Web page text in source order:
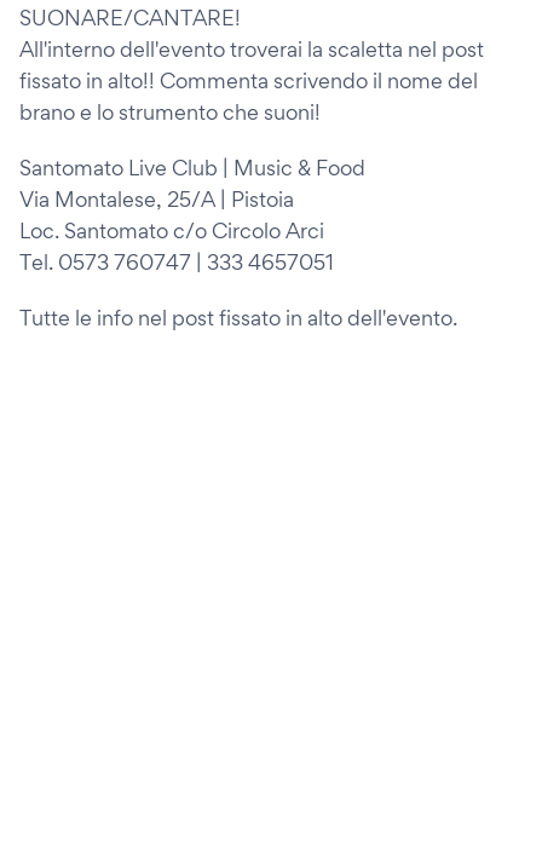
SUONARE/CANTARE!
All'interno dell'evento troverai la scaletta nel post
fissato in alto!! Commenta scrivendo il nome del
brano e lo strumento che suoni!
Santomato Live Club | Music & Food
Via Montalese, 25/A | Pistoia
Loc. Santomato c/o Circolo Arci
Tel. 0573 760747 | 333 4657051
Tutte le info nel post fissato in alto dell'evento.